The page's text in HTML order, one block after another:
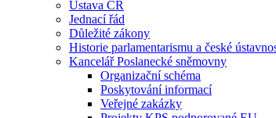
Ústava ČR
Jednací řád
Důležité zákony
Historie parlamentarismu a české
Kancelář Poslanecké sněmovny
Organizační schéma
Poskytování informací
Veřejné zakázky